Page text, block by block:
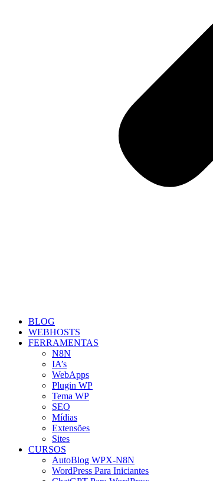
BLOG
WEBHOSTS
FERRAMENTAS
N8N
IA’s
WebApps
Plugin WP
Tema WP
SEO
Mídias
Extensões
Sites
CURSOS
AutoBlog WPX-N8N
WordPress Para Iniciantes